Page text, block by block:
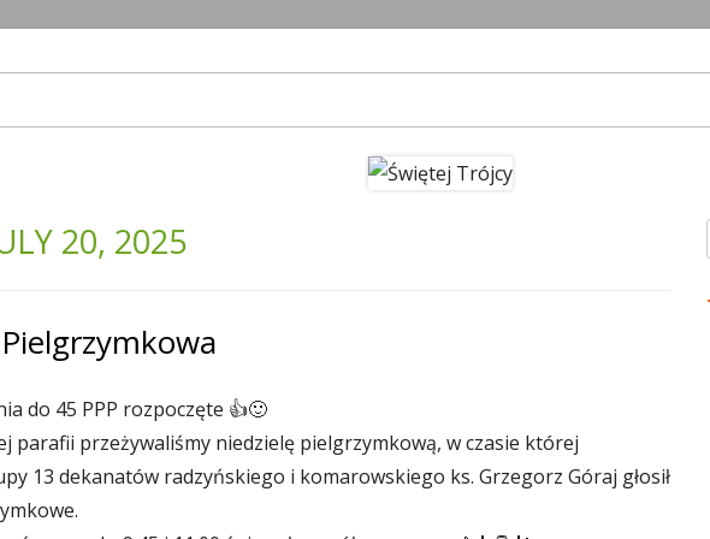
20, 2025
do 45 PPP rozpoczęte 👍🙂
parafii przeżywaliśmy niedzielę pielgrzymkową, w czasie której
13 dekanatów radzyńskiego i komarowskiego ks. Grzegorz Góraj głosił